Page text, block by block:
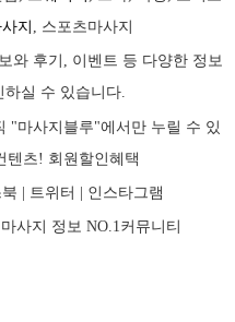
지 , 스포츠마사지
와 후기, 이벤트 등 다양한 정보
하실 수 있습니다.
"마사지블루"에서만 누릴 수 있
텐츠! 회원할인혜택
| 트위터 | 인스타그램
마사지 정보 NO.1커뮤니티